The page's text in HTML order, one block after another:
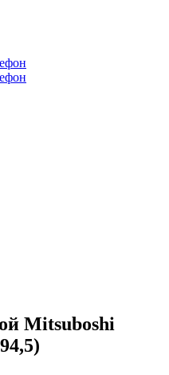
Mitsuboshi